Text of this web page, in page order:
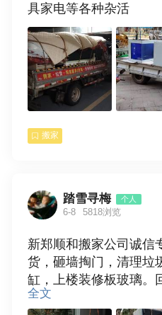
具家电等各种杂活
搬家
踏雪寻梅 个人
6-8 5818浏览
新郑顺和搬家公司诚信
货，砸墙掏门，清理垃
缸，上楼装修板玻璃。
活。
全文